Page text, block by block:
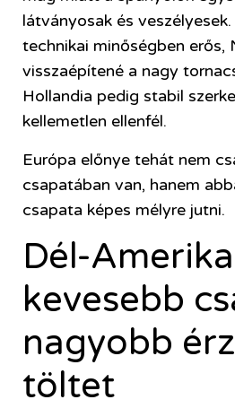
látványosak és
technikai minőségben erős,
visszaépítené a nagy
Hollandia pedig stabil
kellemetlen ellenfél.
Európa előnye tehát nem
csapatában van, hanem
csapata képes mélyre jutni.
Dél-
kevesebb
nagyobb
töltet